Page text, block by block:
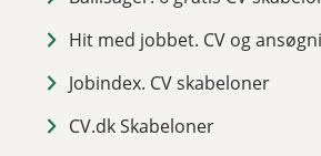
Hit med jobbet. CV og
Jobindex. CV skabeloner
CV.dk Skabeloner